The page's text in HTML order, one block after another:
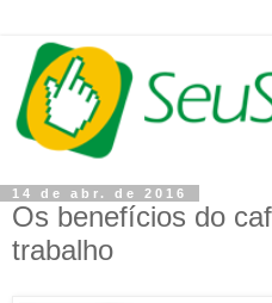
14 de abr. de 2016
Os benefícios do
trabalho